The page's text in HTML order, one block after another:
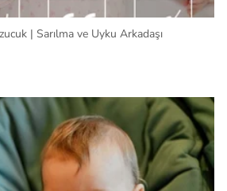
| Sarılma ve Uyku Arkadaşı